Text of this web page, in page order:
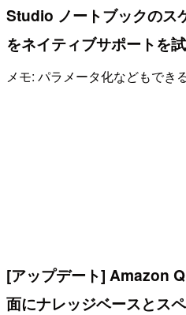
Studio ノートブックのス
をネイティブサポートを
メモ: パラメータ化などもでき
[アップデート] Amazon
面にナレッジベースとス